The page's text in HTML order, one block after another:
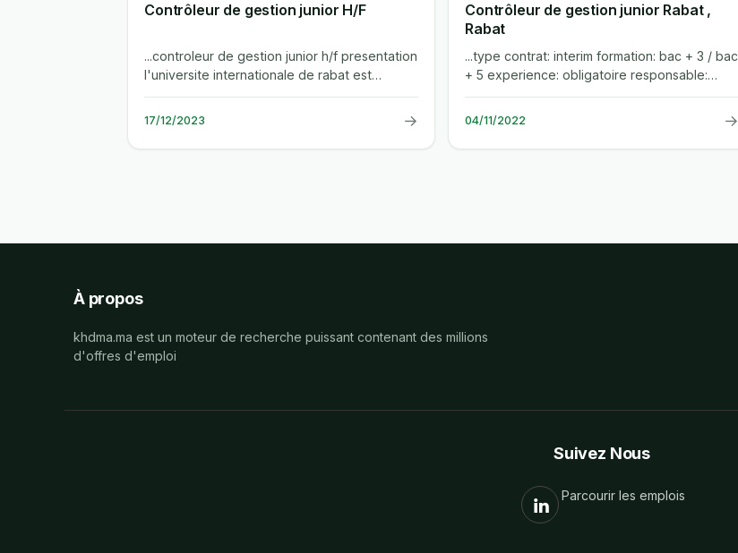
Contrôleur de gestion junior H/F
...controleur de gestion junior h/f presentation
l'universite internationale de rabat est
devenue des ses premieres annees...
17/12/2023 →
Contrôleur de gestion junior Rabat ,
Rabat
...type contrat: interim formation: bac + 3 / bac
+ 5 experience: obligatoire responsable:
controleur de gestion junior...
04/11/2022 →
À propos
khdma.ma est un moteur de recherche puissant contenant des millions
d'offres d'emploi
Suivez Nous
Parcourir les emplois